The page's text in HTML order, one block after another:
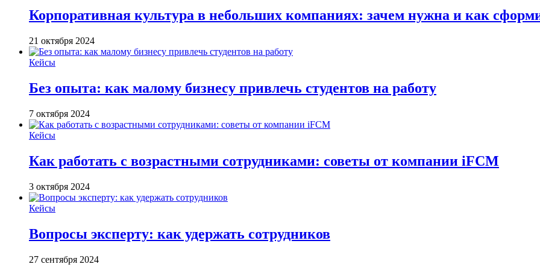
Корпоративная культура в небольших компаниях: зачем нужна и как
21 октября 2024
Кейсы
Без опыта: как малому бизнесу привлечь студентов на работу
7 октября 2024
Кейсы
Как работать с возрастными сотрудниками: советы от компании iFCM
3 октября 2024
Кейсы
Вопросы эксперту: как удержать сотрудников
27 сентября 2024